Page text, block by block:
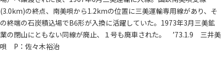
(3.0km)の終点、南美唄から1.2kmの位置に三美運輸専用線があり、そ
の終端の石炭積込場でB6形が入換に活躍していた。1973年3月三美鉱
業の閉山にともない同線が廃止、１号も廃車された。 ’73.1.9 三井美
唄 P：佐々木裕治